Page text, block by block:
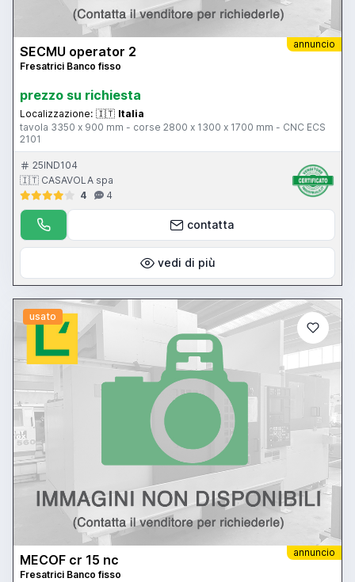
annuncio
SECMU operator 2
Fresatrici Banco fisso
prezzo su richiesta
Localizzazione: 🇮🇹 Italia
tavola 3350 x 900 mm - corse 2800 x 1300 x 1700 mm - CNC ECS
2101
25IND104
🇮🇹 CASAVOLA spa
4
4
contatta
vedi di più
usato
annuncio
MECOF cr 15 nc
Fresatrici Banco fisso